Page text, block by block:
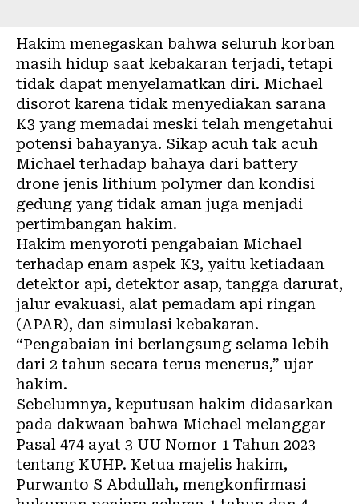
Hakim menegaskan bahwa seluruh korban
masih hidup saat kebakaran terjadi, tetapi
tidak dapat menyelamatkan diri. Michael
disorot karena tidak menyediakan sarana
K3 yang memadai meski telah mengetahui
potensi bahayanya. Sikap acuh tak acuh
Michael terhadap bahaya dari battery
drone jenis lithium polymer dan kondisi
gedung yang tidak aman juga menjadi
pertimbangan hakim.
Hakim menyoroti pengabaian Michael
terhadap enam aspek K3, yaitu ketiadaan
detektor api, detektor asap, tangga darurat,
jalur evakuasi, alat pemadam api ringan
(APAR), dan simulasi kebakaran.
“Pengabaian ini berlangsung selama lebih
dari 2 tahun secara terus menerus,” ujar
hakim.
Sebelumnya, keputusan hakim didasarkan
pada dakwaan bahwa Michael melanggar
Pasal 474 ayat 3 UU Nomor 1 Tahun 2023
tentang KUHP. Ketua majelis hakim,
Purwanto S Abdullah, mengkonfirmasi